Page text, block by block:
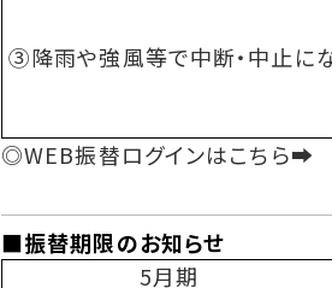
③降雨や強風等で中断・中止に
◎WEB振替ログインはこちら➡
■振替期限のお知らせ
5月期